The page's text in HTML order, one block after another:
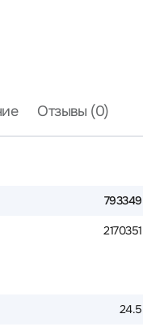
Отзывы (0)
793349
2170351
24.5